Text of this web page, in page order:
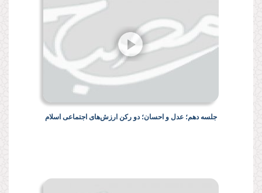
جلسه دهم؛ عدل و احسان؛ دو رکن ارزش‌های اجتماعی اسلام